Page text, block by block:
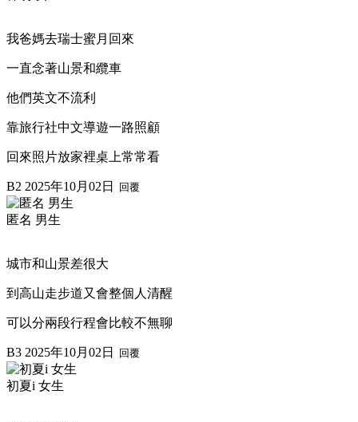
我爸媽去瑞士蜜月回來
一直念著山景和纜車
他們英文不流利
靠旅行社中文導遊一路照顧
回來照片放家裡桌上常常看
B2 2025年10月02日 回覆
匿名 男生
城市和山景差很大
到高山走步道又會整個人清醒
可以分兩段行程會比較不無聊
B3 2025年10月02日 回覆
初夏i 女生